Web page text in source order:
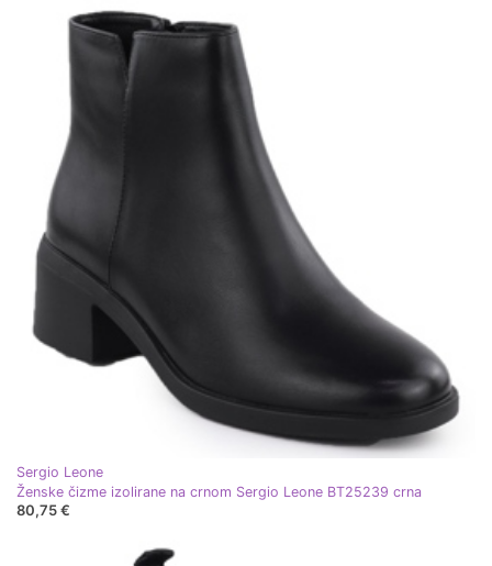
Sergio Leone
Ženske čizme izolirane na crnom Sergio Leone BT25239 crna
80,75 €